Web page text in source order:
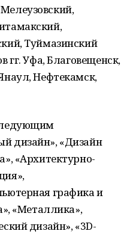
Туймазинский
гг. Уфа, Благовещенск,
Нефтекамск,
дизайн», «Дизайн
«Архитектурно-
графика и
«Металлика»,
дизайн», «3D-